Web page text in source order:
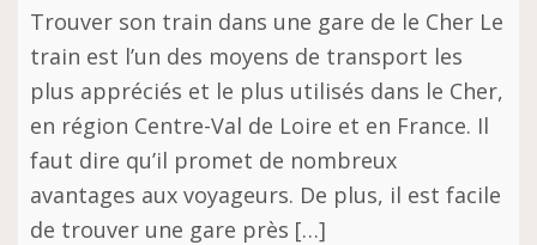
Trouver son train dans une gare de le Cher Le
train est l’un des moyens de transport les
plus appréciés et le plus utilisés dans le Cher,
en région Centre-Val de Loire et en France. Il
faut dire qu’il promet de nombreux
avantages aux voyageurs. De plus, il est facile
de trouver une gare près […]